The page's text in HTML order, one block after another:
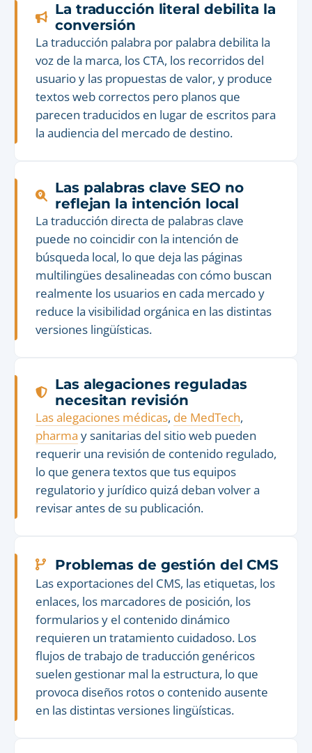
La traducción literal debilita la
conversión
La traducción palabra por palabra debilita la
voz de la marca, los CTA, los recorridos del
usuario y las propuestas de valor, y produce
textos web correctos pero planos que
parecen traducidos en lugar de escritos para
la audiencia del mercado de destino.
Las palabras clave SEO no
reflejan la intención local
La traducción directa de palabras clave
puede no coincidir con la intención de
búsqueda local, lo que deja las páginas
multilingües desalineadas con cómo buscan
realmente los usuarios en cada mercado y
reduce la visibilidad orgánica en las distintas
versiones lingüísticas.
Las alegaciones reguladas
necesitan revisión
Las alegaciones médicas, de MedTech,
pharma y sanitarias del sitio web pueden
requerir una revisión de contenido regulado,
lo que genera textos que tus equipos
regulatorio y jurídico quizá deban volver a
revisar antes de su publicación.
Problemas de gestión del CMS
Las exportaciones del CMS, las etiquetas, los
enlaces, los marcadores de posición, los
formularios y el contenido dinámico
requieren un tratamiento cuidadoso. Los
flujos de trabajo de traducción genéricos
suelen gestionar mal la estructura, lo que
provoca diseños rotos o contenido ausente
en las distintas versiones lingüísticas.